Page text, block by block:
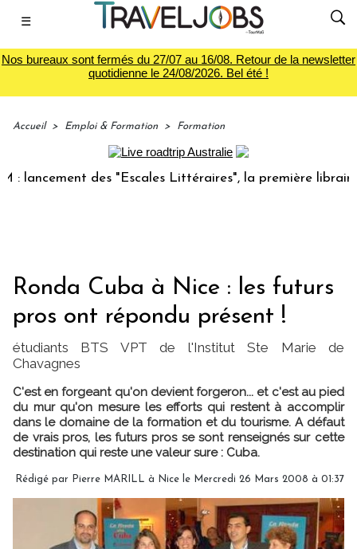
☰
Nos bureaux sont fermés du 27/07 au 16/08. Retour de la newsletter
quotidienne le 24/08/2026. Bel été !
Accueil > Emploi & Formation > Formation
des "Escales Littéraires", la première librairie du
Ronda Cuba à Nice : les futurs
pros ont répondu présent !
étudiants BTS VPT de l'Institut Ste Marie de
Chavagnes
C'est en forgeant qu'on devient forgeron... et c'est au pied
du mur qu'on mesure les efforts qui restent à accomplir
dans le domaine de la formation et du tourisme. A défaut
de vrais pros, les futurs pros se sont renseignés sur cette
destination qui reste une valeur sure : Cuba.
Rédigé par Pierre MARILL à Nice le Mercredi 26 Mars 2008 à 01:37